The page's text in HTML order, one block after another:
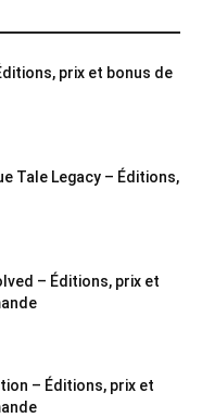
prix et bonus de
Tale Legacy – Éditions,
– Éditions, prix et
– Éditions, prix et